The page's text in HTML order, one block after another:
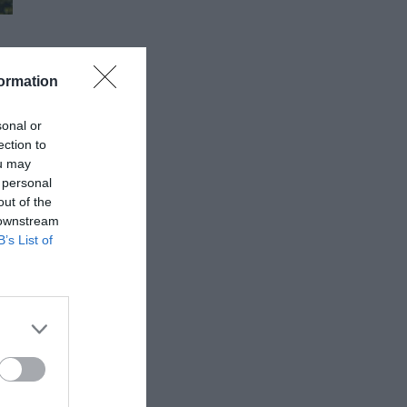
or
to
may
of the
List of